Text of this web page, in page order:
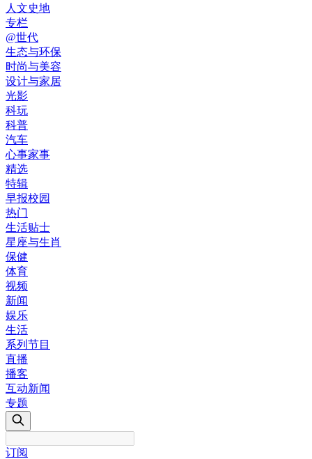
人文史地
专栏
@世代
生态与环保
时尚与美容
设计与家居
光影
科玩
科普
汽车
心事家事
精选
特辑
早报校园
热门
生活贴士
星座与生肖
保健
体育
视频
新闻
娱乐
生活
系列节目
直播
播客
互动新闻
专题
订阅